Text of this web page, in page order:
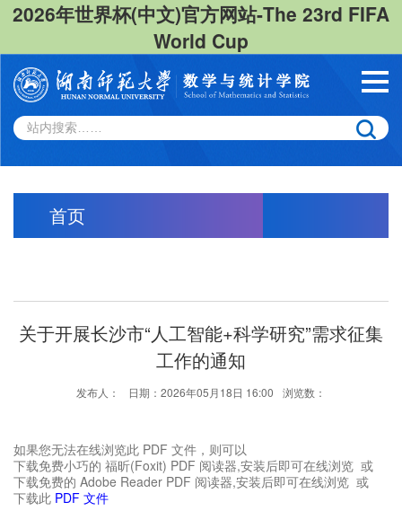
2026年世界杯(中文)官方网站-The 23rd FIFA
World Cup
首页
关于开展长沙市“人工智能+科学研究”需求征集
工作的通知
发布人： 日期：2026年05月18日 16:00 浏览数：
如果您无法在线浏览此 PDF 文件，则可以
下载免费小巧的 福昕(Foxit) PDF 阅读器,安装后即可在线浏览 或
下载免费的 Adobe Reader PDF 阅读器,安装后即可在线浏览 或
下载此 PDF 文件